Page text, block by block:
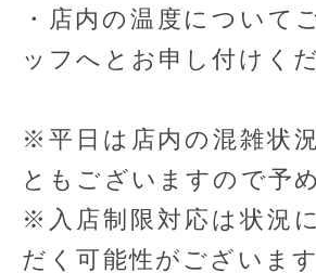
・店内の温度について
ッフへとお申し付けく
※平日は店内の混雑状
ともございますので予
※入店制限対応は状況
だく可能性がございます